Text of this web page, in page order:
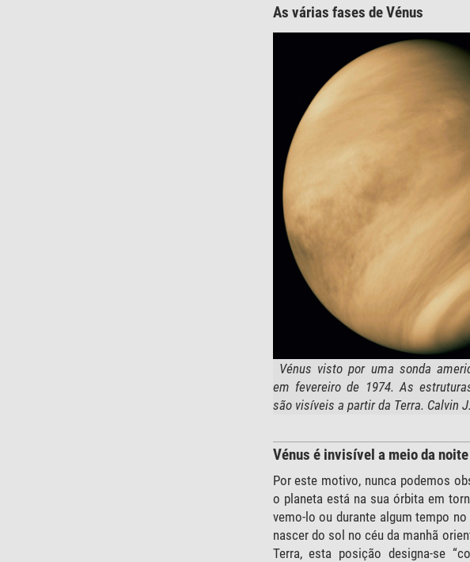
As várias fases de Vénus
Vénus visto por uma sonda
em fevereiro de 1974. As
são visíveis a partir da Terra. Calvin
Vénus é invisível a meio da noite
Por este motivo, nunca podemos
o planeta está na sua órbita em
vemo-lo ou durante algum tempo
nascer do sol no céu da manhã
Terra, esta posição designa-se